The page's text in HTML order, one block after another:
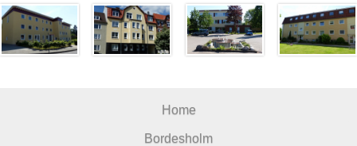
Home
Bordesholm